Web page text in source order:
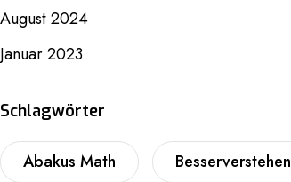
August 2024
Januar 2023
Schlagwörter
Abakus Math Besserverstehen